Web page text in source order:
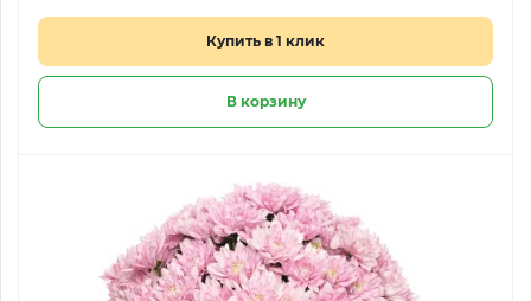
Купить в 1 клик
В корзину